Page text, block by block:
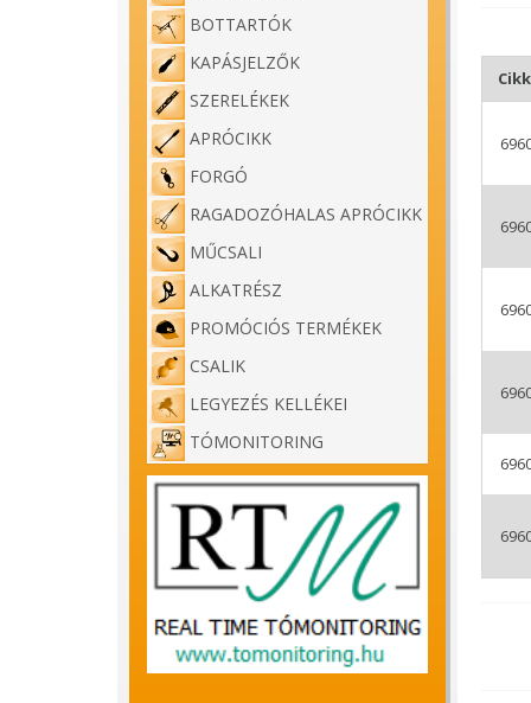
BOTTARTÓK
KAPÁSJELZŐK
SZERELÉKEK
APRÓCIKK
FORGÓ
RAGADOZÓHALAS APRÓCIKK
MŰCSALI
ALKATRÉSZ
PROMÓCIÓS TERMÉKEK
CSALIK
LEGYEZÉS KELLÉKEI
TÓMONITORING